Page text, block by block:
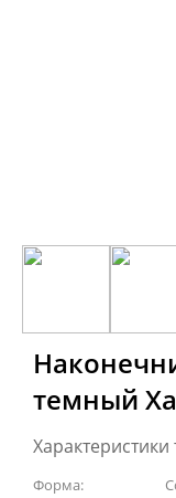
темный
Характеристики
Форма: